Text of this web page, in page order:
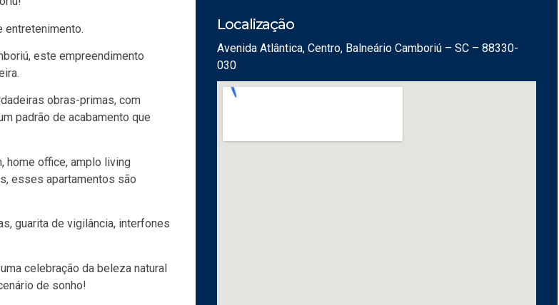
entretenimento.
este empreendimento
obras-primas, com
padrão de acabamento que
home office, amplo living
esses apartamentos são
guarita de vigilância, interfones
celebração da beleza natural
de sonho!
Localização
Avenida Atlântica, Centro, Balneário Camboriú – SC – 88330-
030